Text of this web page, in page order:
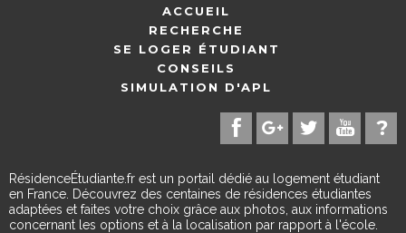
ACCUEIL
RECHERCHE
SE LOGER ÉTUDIANT
CONSEILS
SIMULATION D'APL
RésidenceÉtudiante.fr est un portail dédié au logement étudiant
en France. Découvrez des centaines de résidences étudiantes
adaptées et faites votre choix grâce aux photos, aux informations
concernant les options et à la localisation par rapport à l'école.